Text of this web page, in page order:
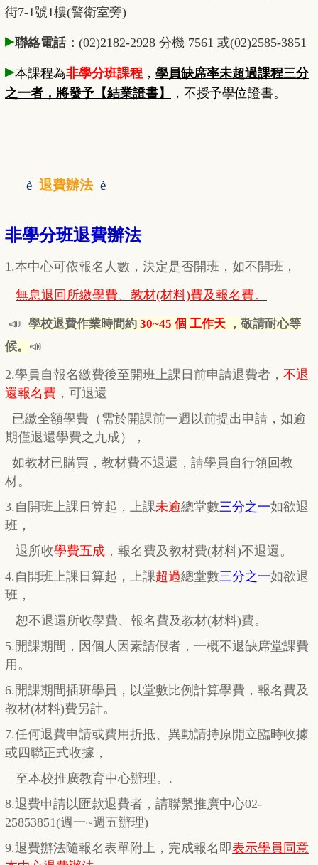
街7-1號1樓(警衛室旁)
▸聯絡電話： (02)2182-2928 分機 7561 或(02)2585-3851
▸本課程為非學分班課程 ， 學員缺席率未超過課程三分
之一者，將發予【結業證書】
，不授予學位證書。
è 退費辦法 è
非學分班退費辦法
1.本中心可依報名人數，決定是否開班，如不開班，
無息退回所繳學費、教材(材料)費及報名費。
📣 學校退費作業時間約 30~45 個 工作天 ，敬請耐心等
候。 📣
2.學員自報名繳費後至開班上課日前申請退費者， 不退
還報名費 ， 可退還
已繳全額學費 （需於開課前一週以前提出申請，如逾
期僅退還學費之九成），
如教材已購買，教材費不退還， 請學員自行領回教
材。
3.自開班上課日算起，上課未逾總堂數三分之一如欲退
班，
退所收學費五成 ， 報名費及教材費(材料)不退還。
4.自開班上課日算起，上課超過總堂數三分之一如欲退
班，
恕不退還所收學費、報名費及教材(材料)費。
5.開課期間，因個人因素請假者，一概不退缺席堂課費
用。
6.開課期間插班學員，以堂數比例計算學費，報名費及
教材(材料)費另計。
7.任何退費申請或費用折抵、異動請持原開立臨時收據
或四聯正式收據，
至本校推廣教育中心辦理。.
8.退費申請以匯款退費者，請聯繫推廣中心02-
25853851(週一~週五辦理)
9.退費辦法隨報名表單附上，完成報名即表示學員同意